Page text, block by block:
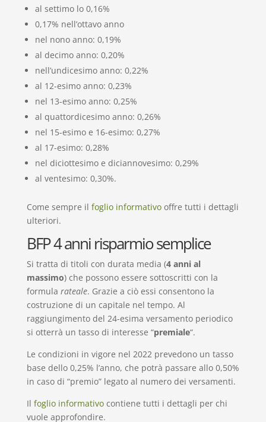
al settimo lo 0,16%
0,17% nell’ottavo anno
nel nono anno: 0,19%
al decimo anno: 0,20%
nell’undicesimo anno: 0,22%
al 12-esimo anno: 0,23%
nel 13-esimo anno: 0,25%
al quattordicesimo anno: 0,26%
nel 15-esimo e 16-esimo: 0,27%
al 17-esimo: 0,28%
nel diciottesimo e diciannovesimo: 0,29%
al ventesimo: 0,30%.
Come sempre il foglio informativooffre tutti i dettagli
ulteriori.
BFP 4 anni risparmio semplice
Si tratta di titoli con durata media (4 anni al
massimo) che possono essere sottoscritti con la
formula rateale. Grazie a ciò essi consentono la
costruzione di un capitale nel tempo. Al
raggiungimento del 24-esima versamento periodico
si otterrà un tasso di interesse “premiale“.
Le condizioni in vigore nel 2022 prevedono un tasso
base dello 0,25% l’anno, che potrà passare allo 0,50%
in caso di “premio” legato al numero dei versamenti.
Il foglio informativocontiene tutti i dettagli per chi
vuole approfondire.